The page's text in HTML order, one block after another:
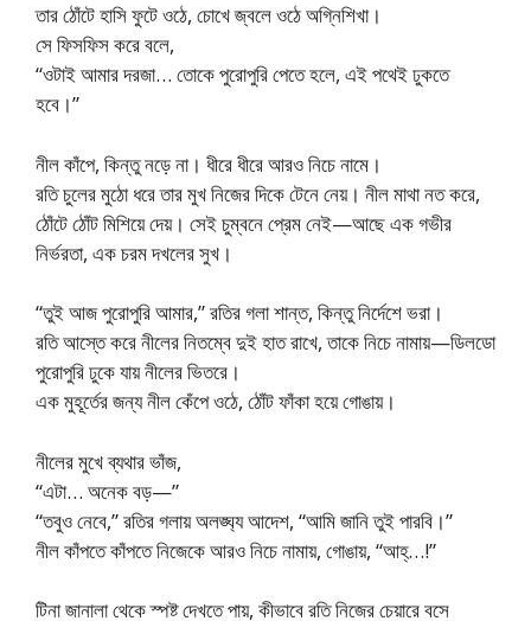
তার ঠোঁটে হাসি ফুটে ওঠে, চোখে জ্বলে ওঠে অগ্নিশিখা।
সে ফিসফিস করে বলে,
“ওটাই আমার দরজা… তোকে পুরোপুরি পেতে হলে, এই পথেই ঢুকতে
হবে।”
নীল কাঁপে, কিন্তু নড়ে না। ধীরে ধীরে আরও নিচে নামে।
রতি চুলের মুঠো ধরে তার মুখ নিজের দিকে টেনে নেয়। নীল মাথা নত করে,
ঠোঁটে ঠোঁট মিশিয়ে দেয়। সেই চুম্বনে প্রেম নেই—আছে এক গভীর
নির্ভরতা, এক চরম দখলের সুখ।
“তুই আজ পুরোপুরি আমার,” রতির গলা শান্ত, কিন্তু নির্দেশে ভরা।
রতি আস্তে করে নীলের নিতম্বে দুই হাত রাখে, তাকে নিচে নামায়—ডিলডো
পুরোপুরি ঢুকে যায় নীলের ভিতরে।
এক মুহূর্তের জন্য নীল কেঁপে ওঠে, ঠোঁট ফাঁকা হয়ে গোঙায়।
নীলের মুখে ব্যথার ভাঁজ,
“এটা… অনেক বড়—”
“তবুও নেবে,” রতির গলায় অলঙ্ঘ্য আদেশ, “আমি জানি তুই পারবি।”
নীল কাঁপতে কাঁপতে নিজেকে আরও নিচে নামায়, গোঙায়, “আহ্…!”
টিনা জানালা থেকে স্পষ্ট দেখতে পায়, কীভাবে রতি নিজের চেয়ারে বসে